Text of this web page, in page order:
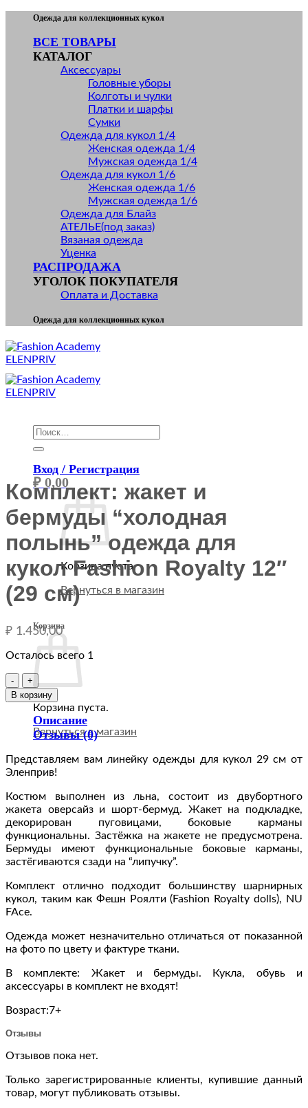
content
Одежда для коллекционных кукол
ВСЕ ТОВАРЫ
КАТАЛОГ
Аксессуары
Головные уборы
Колготы и чулки
Платки и шарфы
Сумки
Одежда для кукол 1/4
Женская одежда 1/4
Мужская одежда 1/4
Одежда для кукол 1/6
Женская одежда 1/6
Мужская одежда 1/6
Одежда для Блайз
АТЕЛЬЕ(под заказ)
Вязаная одежда
Уценка
РАСПРОДАЖА
УГОЛОК ПОКУПАТЕЛЯ
Оплата и Доставка
Одежда для коллекционных кукол
Искать:
Вход / Регистрация
₽ 0,00
Корзина пуста.
Вернуться в магазин
Корзина
Корзина пуста.
Вернуться в магазин
Комплект: жакет и
бермуды “холодная
полынь” одежда для
кукол Fashion Royalty 12″
(29 см)
₽ 1.450,00
Осталось всего 1
Количество
товара
Комплект:
жакет
"холодная
полынь"
для
кукол
Fashion
Royalty
12"
(29
В корзину
Описание
Отзывы (0)
Представляем вам линейку одежды для кукол 29 см от
Эленприв!
Костюм выполнен из льна, состоит из двубортного
жакета оверсайз и шорт-бермуд. Жакет на подкладке,
декорирован пуговицами, боковые карманы
функциональны. Застёжка на жакете не предусмотрена.
Бермуды имеют функциональные боковые карманы,
застёгиваются сзади на “липучку”.
Комплект отлично подходит большинству шарнирных
кукол, таким как Фешн Роялти (Fashion Royalty dolls), NU
FAce.
Одежда может незначительно отличаться от показанной
на фото по цвету и фактуре ткани.
В комплекте: Жакет и бермуды. Кукла, обувь и
аксессуары в комплект не входят!
Возраст:7+
Отзывы
Отзывов пока нет.
Только зарегистрированные клиенты, купившие данный
товар, могут публиковать отзывы.